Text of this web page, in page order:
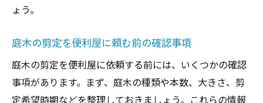
便利屋目線で伝える剪定のタイミングと方
法
失敗しない庭木剪定の事前準備と注意点
ょう。
庭木の剪定を便利屋に頼む前の確認事項
庭木の剪定を便利屋に依頼する前には、いくつかの確認
事項があります。まず、庭木の種類や本数、大きさ、剪
定希望時期などを整理しておきましょう。これらの情報